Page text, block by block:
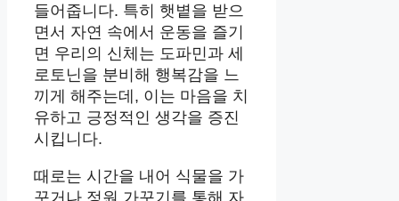
들어줍니다. 특히 햇볕을 받으
면서 자연 속에서 운동을 즐기
면 우리의 신체는 도파민과 세
로토닌을 분비해 행복감을 느
끼게 해주는데, 이는 마음을 치
유하고 긍정적인 생각을 증진
시킵니다.
때로는 시간을 내어 식물을 가